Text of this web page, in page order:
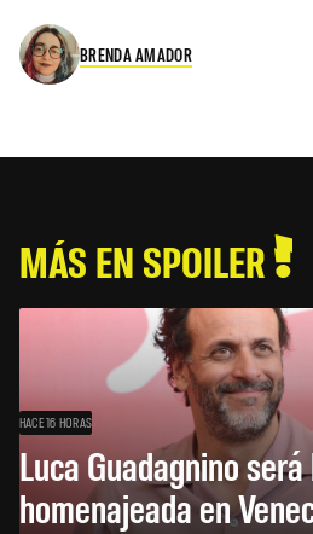
BRENDA AMADOR
MÁS EN SPOILER
HACE 16 HORAS
Luca Guadagnino
homenajeada en